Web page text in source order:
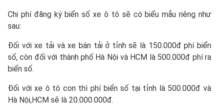
Chi phí đăng ký biển số xe ô tô sẽ có biểu mẫu riêng như
sau:
Đối với xe tải và xe bán tải ở tỉnh sẽ là 150.000đ phí biển
số, còn đối với thành phố Hà Nội và HCM là 500.000đ phí ra
biển số.
Đối với xe ô tô con thì phí biển số tại tỉnh là 500.000đ và
Hà Nội,HCM sẽ là 20.000.000đ.